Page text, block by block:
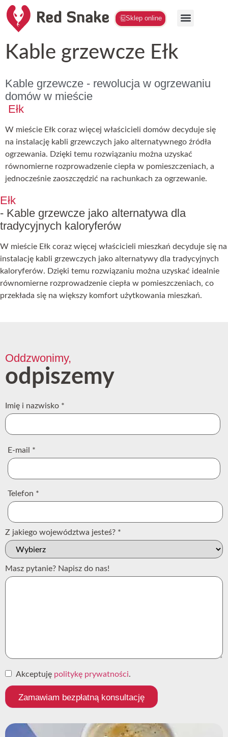
Sklep online
Kable grzewcze Ełk
Kable grzewcze - rewolucja w ogrzewaniu
domów w mieście
Ełk
W mieście Ełk coraz więcej właścicieli domów decyduje się
na instalację kabli grzewczych jako alternatywnego źródła
ogrzewania. Dzięki temu rozwiązaniu można uzyskać
równomierne rozprowadzenie ciepła w pomieszczeniach, a
jednocześnie zaoszczędzić na rachunkach za ogrzewanie.
Ełk
- Kable grzewcze jako alternatywa dla
tradycyjnych kaloryferów
W mieście Ełk coraz więcej właścicieli mieszkań decyduje się na
instalację kabli grzewczych jako alternatywy dla tradycyjnych
kaloryferów. Dzięki temu rozwiązaniu można uzyskać idealnie
równomierne rozprowadzenie ciepła w pomieszczeniach, co
przekłada się na większy komfort użytkowania mieszkań.
Oddzwonimy,
odpiszemy
Imię i nazwisko *
E-mail *
Telefon *
Z jakiego województwa jesteś? *
Masz pytanie? Napisz do nas!
Akceptuję politykę prywatności.
Zamawiam bezpłatną konsultację